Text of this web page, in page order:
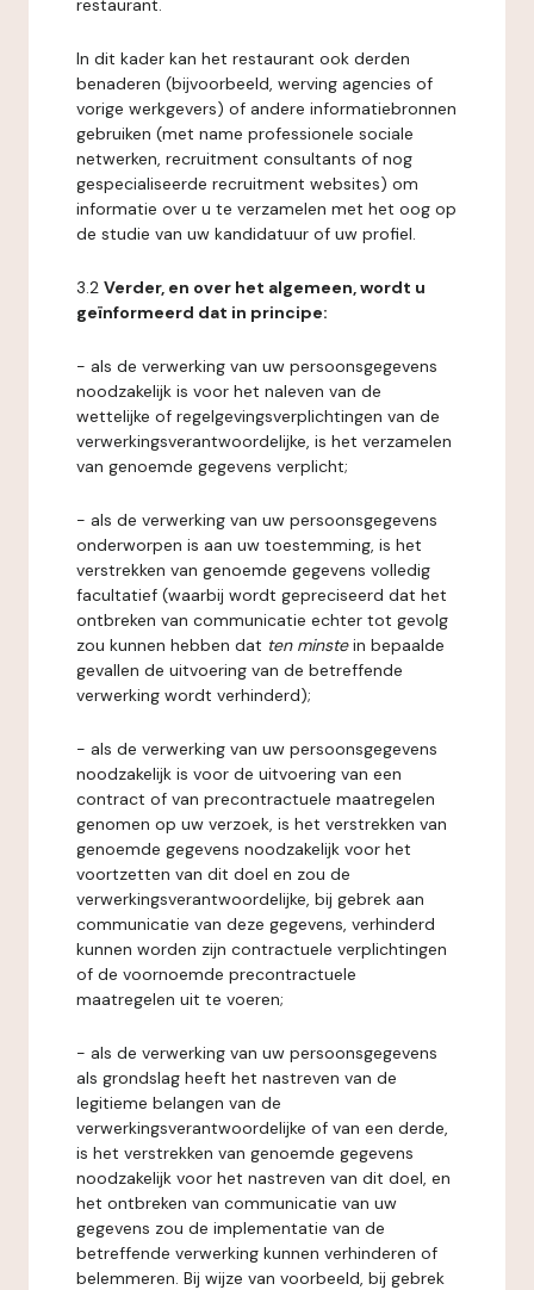
restaurant.
In dit kader kan het restaurant ook derden
benaderen (bijvoorbeeld, werving agencies of
vorige werkgevers) of andere informatiebronnen
gebruiken (met name professionele sociale
netwerken, recruitment consultants of nog
gespecialiseerde recruitment websites) om
informatie over u te verzamelen met het oog op
de studie van uw kandidatuur of uw profiel.
3.2 Verder, en over het algemeen, wordt u
geïnformeerd dat in principe:
- als de verwerking van uw persoonsgegevens
noodzakelijk is voor het naleven van de
wettelijke of regelgevingsverplichtingen van de
verwerkingsverantwoordelijke, is het verzamelen
van genoemde gegevens verplicht;
- als de verwerking van uw persoonsgegevens
onderworpen is aan uw toestemming, is het
verstrekken van genoemde gegevens volledig
facultatief (waarbij wordt gepreciseerd dat het
ontbreken van communicatie echter tot gevolg
zou kunnen hebben dat ten minstein bepaalde
gevallen de uitvoering van de betreffende
verwerking wordt verhinderd);
- als de verwerking van uw persoonsgegevens
noodzakelijk is voor de uitvoering van een
contract of van precontractuele maatregelen
genomen op uw verzoek, is het verstrekken van
genoemde gegevens noodzakelijk voor het
voortzetten van dit doel en zou de
verwerkingsverantwoordelijke, bij gebrek aan
communicatie van deze gegevens, verhinderd
kunnen worden zijn contractuele verplichtingen
of de voornoemde precontractuele
maatregelen uit te voeren;
- als de verwerking van uw persoonsgegevens
als grondslag heeft het nastreven van de
legitieme belangen van de
verwerkingsverantwoordelijke of van een derde,
is het verstrekken van genoemde gegevens
noodzakelijk voor het nastreven van dit doel, en
het ontbreken van communicatie van uw
gegevens zou de implementatie van de
betreffende verwerking kunnen verhinderen of
belemmeren. Bij wijze van voorbeeld, bij gebrek